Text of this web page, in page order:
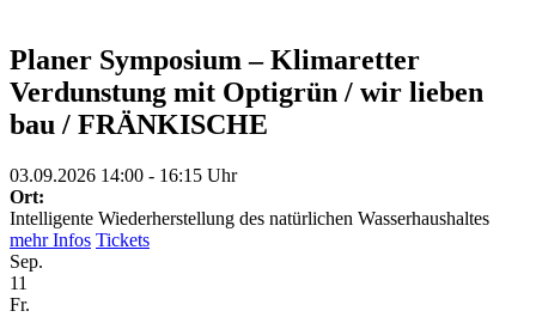
Planer Symposium – Klimaretter
Verdunstung mit Optigrün / wir lieben
bau / FRÄNKISCHE
03.09.2026 14:00 - 16:15 Uhr
Ort:
Intelligente Wiederherstellung des natürlichen Wasserhaushaltes
mehr Infos Tickets
Sep.
11
Fr.